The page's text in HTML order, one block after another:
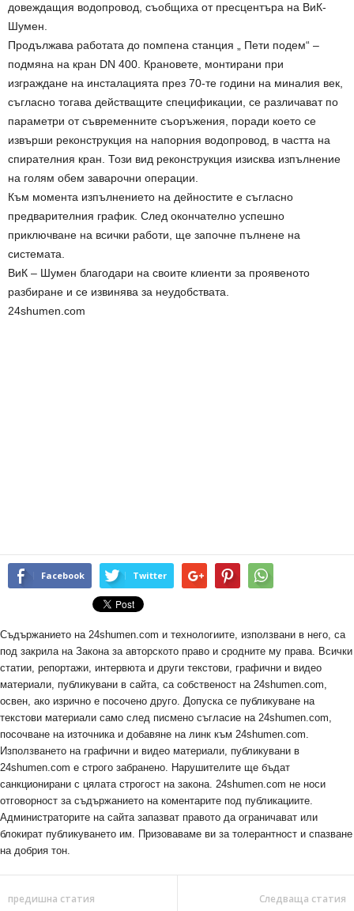
довеждащия водопровод, съобщиха от пресцентъра на ВиК-
Шумен.
Продължава работата до помпена станция „ Пети подем“ –
подмяна на кран DN 400. Крановете, монтирани при
изграждане на инсталацията през 70-те години на миналия век,
съгласно тогава действащите спецификации, се различават по
параметри от съвременните съоръжения, поради което се
извърши реконструкция на напорния водопровод, в частта на
спирателния кран. Този вид реконструкция изисква изпълнение
на голям обем заварочни операции.
Към момента изпълнението на дейностите е съгласно
предварителния график. След окончателно успешно
приключване на всички работи, ще започне пълнене на
системата.
ВиК – Шумен благодари на своите клиенти за проявеното
разбиране и се извинява за неудобствата.
24shumen.com
Facebook Twitter
Съдържанието на 24shumen.com и технологиите, използвани в него, са
под закрила на Закона за авторското право и сродните му права. Всички
статии, репортажи, интервюта и други текстови, графични и видео
материали, публикувани в сайта, са собственост на 24shumen.com,
освен, ако изрично е посочено друго. Допуска се публикуване на
текстови материали само след писмено съгласие на 24shumen.com,
посочване на източника и добавяне на линк към 24shumen.com.
Използването на графични и видео материали, публикувани в
24shumen.com е строго забранено. Нарушителите ще бъдат
санкционирани с цялата строгост на закона. 24shumen.com не носи
отговорност за съдържанието на коментарите под публикациите.
Администраторите на сайта запазват правото да ограничават или
блокират публикуването им. Призоваваме ви за толерантност и спазване
на добрия тон.
предишна статия Следваща статия